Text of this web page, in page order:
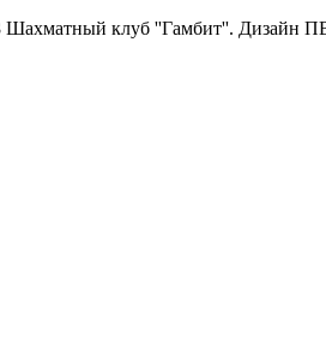
Шахматный клуб ''Гамбит''. Дизайн